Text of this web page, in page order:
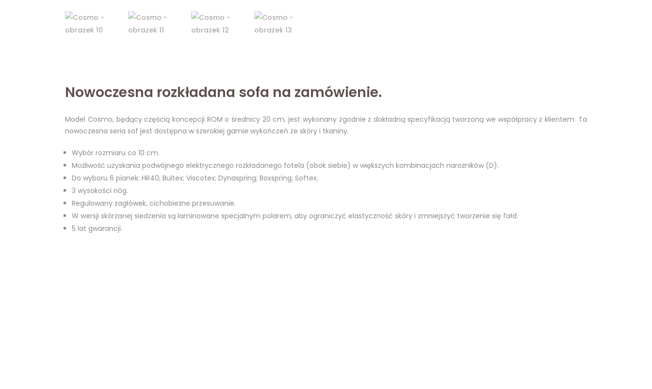
Nowoczesna rozkładana sofa na zamówienie.
Model Cosmo, będący częścią koncepcji ROM o średnicy 20 cm, jest wykonany zgodnie z dokładną specyfikacją tworzoną we współpracy z klientem. Ta
nowoczesna seria sof jest dostępna w szerokiej gamie wykończeń ze skóry i tkaniny.
Wybór rozmiaru co 10 cm.
Możliwość uzyskania podwójnego elektrycznego rozkładanego fotela (obok siebie) w większych kombinacjach narożników (D).
Do wyboru 6 pianek: HR40; Bultex; Viscotex; Dynaspring; Boxspring; Softex.
3 wysokości nóg.
Regulowany zagłówek, cichobieżne przesuwanie.
W wersji skórzanej siedzenia są laminowane specjalnym polarem, aby ograniczyć elastyczność skóry i zmniejszyć tworzenie się fałd.
5 lat gwarancji.